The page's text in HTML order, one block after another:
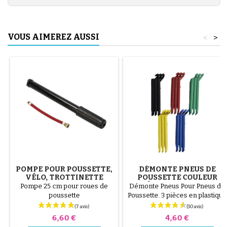
VOUS AIMEREZ AUSSI >
<
POMPE POUR POUSSETTE,
VÉLO, TROTTINETTE
Pompe 25 cm pour roues de
poussette
Prix
6,60 €
DÉMONTE PNEUS DE
POUSSETTE COULEUR
ALÉATOIRE 1 LOT DE 3
PIÈCES
Démonte Pneus Pour Pneus de
Poussette. 3 pièces en plastique
de haute qualité, couleur
aléatoire, noir, rouge, vert,
jaune et bleu ou 3 pièces en
Prix
4,60 €